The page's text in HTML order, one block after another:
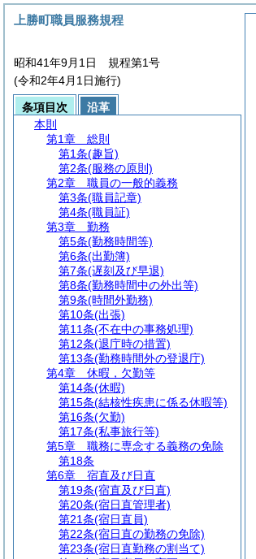
上勝町職員服務規程
昭和41年9月1日 規程第1号
(令和2年4月1日施行)
条項目次
沿革
本則
第1章
総則
第1条(趣旨)
第2条(服務の原則)
第2章
職員の一般的義務
第3条(職員記章)
第4条(職員証)
第3章
勤務
第5条(勤務時間等)
第6条(出勤簿)
第7条(遅刻及び早退)
第8条(勤務時間中の外出等)
第9条(時間外勤務)
第10条(出張)
第11条(不在中の事務処理)
第12条(退庁時の措置)
第13条(勤務時間外の登退庁)
第4章
休暇，欠勤等
第14条(休暇)
第15条(結核性疾患に係る休暇等)
第16条(欠勤)
第17条(私事旅行等)
第5章
職務に専念する義務の免除
第18条
第6章
宿直及び日直
第19条(宿直及び日直)
第20条(宿日直管理者)
第21条(宿日直員)
第22条(宿日直の勤務の免除)
第23条(宿日直勤務の割当て)